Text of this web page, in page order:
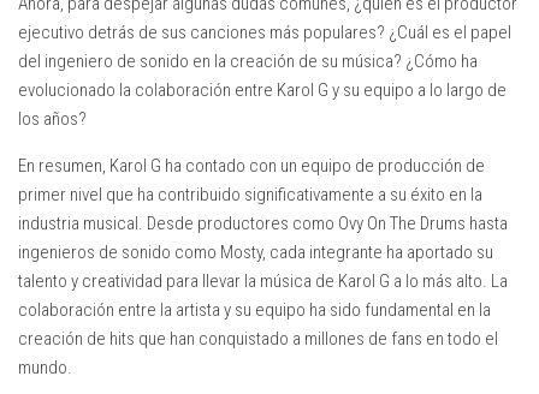
ejecutivo detrás de sus canciones más populares? ¿Cuál es el papel
del ingeniero de sonido en la creación de su música? ¿Cómo ha
evolucionado la colaboración entre Karol G y su equipo a lo largo de
los años?
En resumen, Karol G ha contado con un equipo de producción de
primer nivel que ha contribuido significativamente a su éxito en la
industria musical. Desde productores como Ovy On The Drums hasta
ingenieros de sonido como Mosty, cada integrante ha aportado su
talento y creatividad para llevar la música de Karol G a lo más alto. La
colaboración entre la artista y su equipo ha sido fundamental en la
creación de hits que han conquistado a millones de fans en todo el
mundo.